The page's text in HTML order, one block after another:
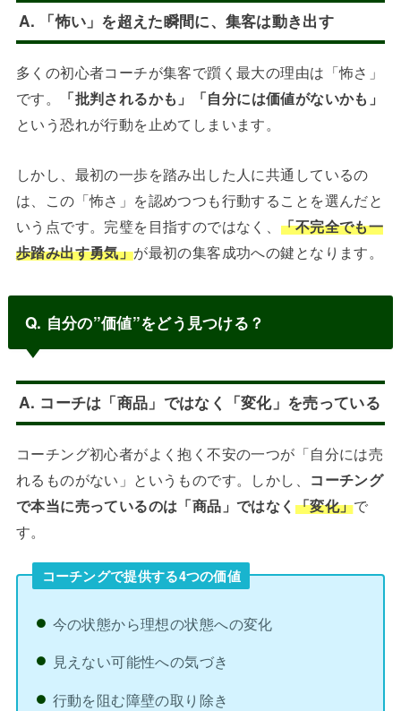
A. 「怖い」を超えた瞬間に、集客は動き出す
多くの初心者コーチが集客で躓く最大の理由は「怖さ」
です。
「批判されるかも」「自分には価値がないかも」
という恐れが行動を止めてしまいます。
しかし、最初の一歩を踏み出した人に共通しているの
は、この「怖さ」を認めつつも行動することを選んだと
いう点です。完璧を目指すのではなく、 「不完全でも一
歩踏み出す勇気」が最初の集客成功への鍵となります。
Q. 自分の”価値”をどう見つける？
A. コーチは「商品」ではなく「変化」を売っている
コーチング初心者がよく抱く不安の一つが「自分には売
れるものがない」というものです。しかし、 コーチング
で本当に売っているのは「商品」ではなく 「変化」で
す。
コーチングで提供する4つの価値
今の状態から理想の状態への変化
見えない可能性への気づき
行動を阻む障壁の取り除き